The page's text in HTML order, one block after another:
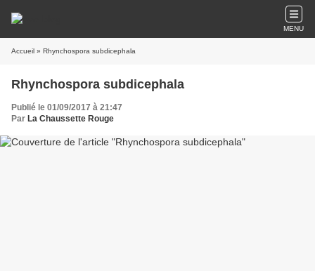
MENU
Accueil » Rhynchospora subdicephala
Rhynchospora subdicephala
Publié le 01/09/2017 à 21:47
Par La Chaussette Rouge